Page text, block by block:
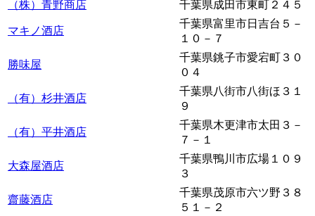
（株）青野商店
千葉県成田市東町２４５
マキノ酒店
千葉県富里市日吉台５－
１０－７
勝味屋
千葉県銚子市愛宕町３０
０４
（有）杉井酒店
千葉県八街市八街ほ３１
９
（有）平井酒店
千葉県木更津市太田３－
７－１
大森屋酒店
千葉県鴨川市広場１０９
３
齋藤酒店
千葉県茂原市六ツ野３８
５１－２